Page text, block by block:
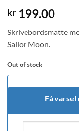
kr 199.00
Skrivebordsmatte
Sailor Moon.
Out of stock
Få